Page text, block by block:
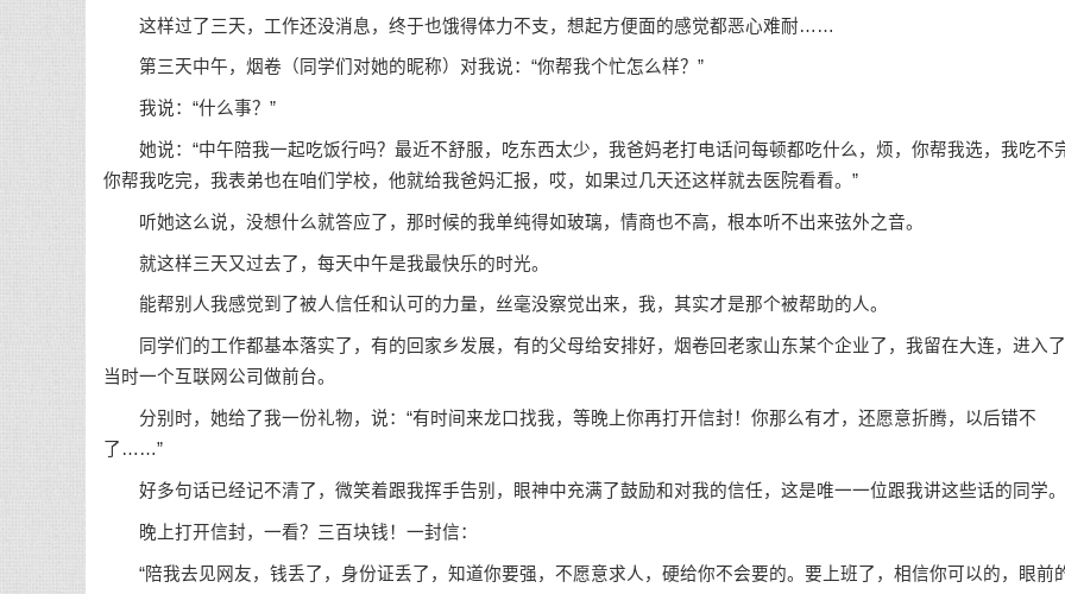
这样过了三天，工作还没消息，终于也饿得体力不支，想起方便面的感觉都恶心难耐……
第三天中午，烟卷（同学们对她的昵称）对我说：“你帮我个忙怎么样？”
我说：“什么事？”
她说：“中午陪我一起吃饭行吗？最近不舒服，吃东西太少，我爸妈老打电话问每顿都吃什么，烦，你帮我选，我吃不
你帮我吃完，我表弟也在咱们学校，他就给我爸妈汇报，哎，如果过几天还这样就去医院看看。”
听她这么说，没想什么就答应了，那时候的我单纯得如玻璃，情商也不高，根本听不出来弦外之音。
就这样三天又过去了，每天中午是我最快乐的时光。
能帮别人我感觉到了被人信任和认可的力量，丝毫没察觉出来，我，其实才是那个被帮助的人。
同学们的工作都基本落实了，有的回家乡发展，有的父母给安排好，烟卷回老家山东某个企业了，我留在大连，进入了
当时一个互联网公司做前台。
分别时，她给了我一份礼物，说：“有时间来龙口找我，等晚上你再打开信封！你那么有才，还愿意折腾，以后错不
了……”
好多句话已经记不清了，微笑着跟我挥手告别，眼神中充满了鼓励和对我的信任，这是唯一一位跟我讲这些话的同学。
晚上打开信封，一看？三百块钱！一封信：
“陪我去见网友，钱丢了，身份证丢了，知道你要强，不愿意求人，硬给你不会要的。要上班了，相信你可以的，眼前